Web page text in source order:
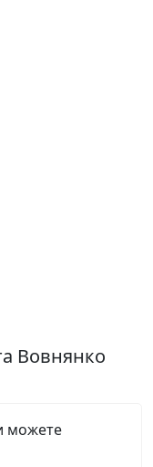
Вовнянко
можете